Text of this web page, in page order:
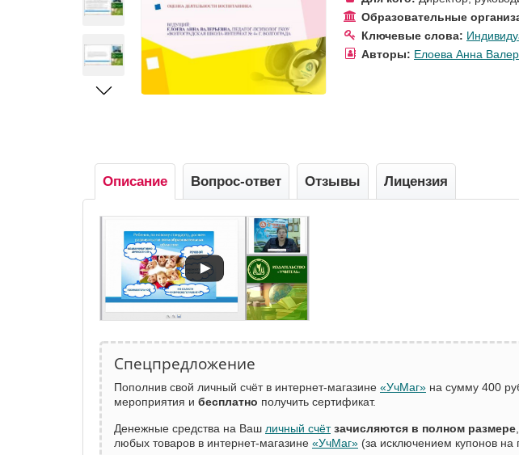
Образовательные
Ключевые слова:
Авторы: Елоева Анна
Описание Вопрос-ответ Отзывы Лицензия
Спецпредложение
Пополнив свой личный счёт в интернет-магазине «УчМаг» на сумму 400
мероприятия и бесплатно получить сертификат.
Денежные средства на Ваш личный счёт зачисляются в полном размере
любых товаров в интернет-магазине «УчМаг» (за исключением купонов на